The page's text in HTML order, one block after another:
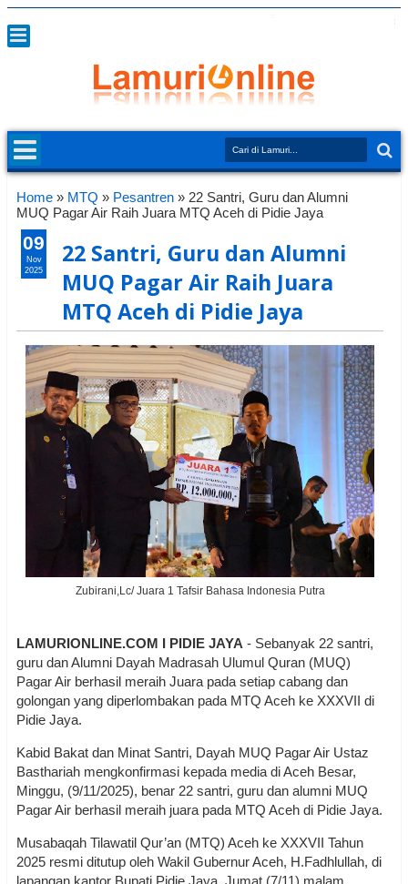
Home » MTQ » Pesantren » 22 Santri, Guru dan Alumni
MUQ Pagar Air Raih Juara MTQ Aceh di Pidie Jaya
22 Santri, Guru dan Alumni
MUQ Pagar Air Raih Juara
MTQ Aceh di Pidie Jaya
Zubirani,Lc/ Juara 1 Tafsir Bahasa Indonesia Putra
LAMURIONLINE.COM I PIDIE JAYA - Sebanyak 22 santri,
guru dan Alumni Dayah Madrasah Ulumul Quran (MUQ)
Pagar Air berhasil meraih Juara pada setiap cabang dan
golongan yang diperlombakan pada MTQ Aceh ke XXXVII di
Pidie Jaya.
Kabid Bakat dan Minat Santri, Dayah MUQ Pagar Air Ustaz
Basthariah mengkonfirmasi kepada media di Aceh Besar,
Minggu, (9/11/2025), benar 22 santri, guru dan alumni MUQ
Pagar Air berhasil meraih juara pada MTQ Aceh di Pidie Jaya.
Musabaqah Tilawatil Qur’an (MTQ) Aceh ke XXXVII Tahun
2025 resmi ditutup oleh Wakil Gubernur Aceh, H.Fadhlullah, di
lapangan kantor Bupati Pidie Jaya, Jumat (7/11) malam.
09
Nov
2025